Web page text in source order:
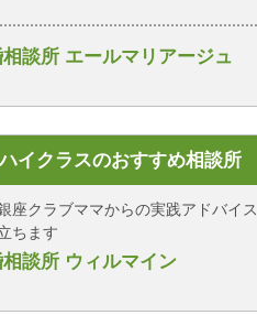
談所 エールマリアージュ
ハイクラスのおすすめ相談所
座クラブママからの実践アドバイス
ちます
談所 ウィルマイン